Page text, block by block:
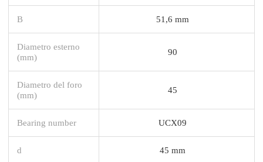
B 51,6 mm
Diametro esterno
(mm)
90
Diametro del foro
(mm)
45
Bearing number UCX09
d 45 mm